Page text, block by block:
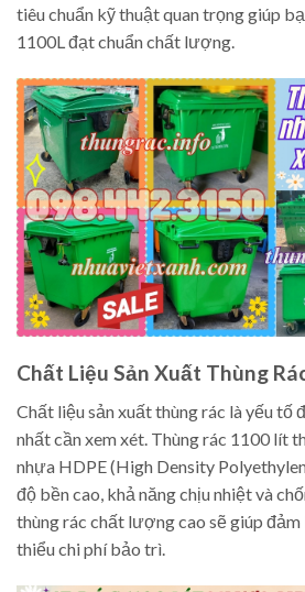
tiêu chuẩn kỹ thuật quan trọng giúp
1100L đạt chuẩn chất lượng.
Chất Liệu Sản Xuất Thùng
Chất liệu sản xuất thùng rác là yếu tố
nhất cần xem xét. Thùng rác 1100 lít
nhựa HDPE (High Density
độ bền cao, khả năng chịu nhiệt và
thùng rác chất lượng cao sẽ giúp
thiểu chi phí bảo trì.